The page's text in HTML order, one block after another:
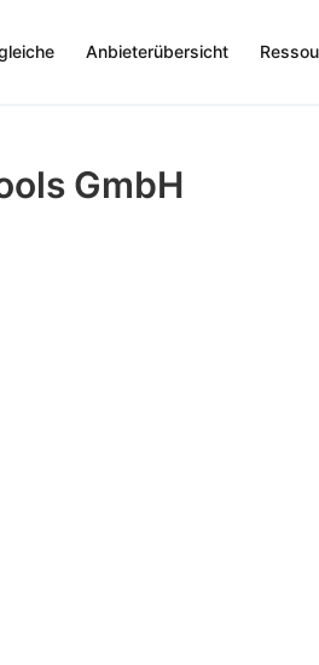
Anbieterübersicht
GmbH